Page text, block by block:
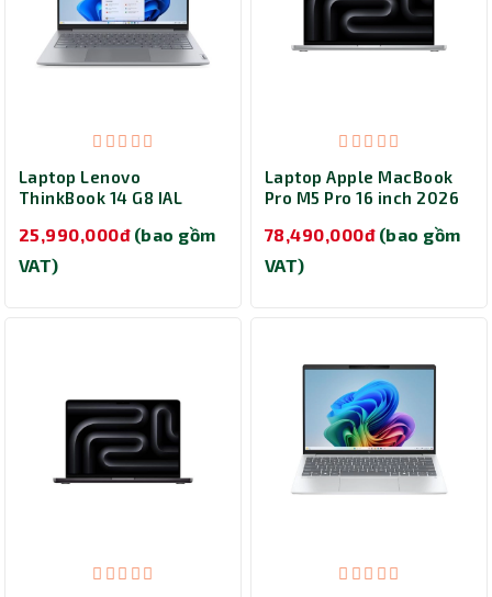
Laptop Lenovo
ThinkBook 14 G8 IAL
135H/ Ram 16GB/ SSD
512GB/ Windows 11
Home/ 2Y/ Xám)
25,990,000đ (bao gồm
VAT)
Laptop Apple MacBook
Pro M5 Pro 16 inch 2026
Max/ Ram 24GB/ SSD
1TB/ 16 inch/ macOS/
1Y/ Xám)
78,490,000đ (bao gồm
VAT)